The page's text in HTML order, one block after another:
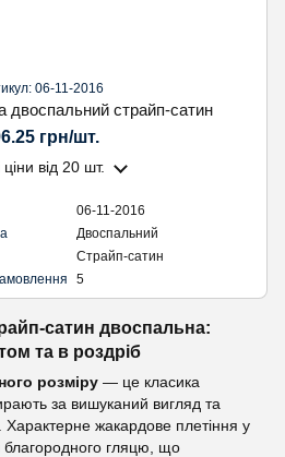
06-11-2016
двоспальний страйп-сатин
грн/шт.
від 20 шт.
06-11-2016
Двоспальний
Страйп-сатин
5
сатин двоспальна:
та в роздріб
розміру — це класика
за вишуканий вигляд та
Характерне жакардове плетіння у
благородного гляцю, що